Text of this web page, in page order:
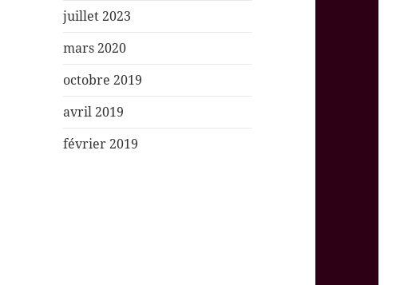
juillet 2023
mars 2020
octobre 2019
avril 2019
février 2019